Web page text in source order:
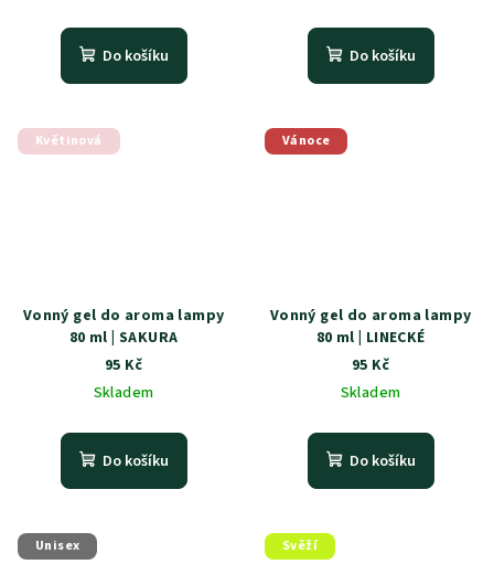
Do košíku Do košíku
Květinová
Vonný gel do aroma lampy
80 ml | SAKURA
95 Kč
Skladem
Do košíku
Vánoce
Vonný gel do aroma lampy
80 ml | LINECKÉ
95 Kč
Skladem
Do košíku
Unisex Svěží